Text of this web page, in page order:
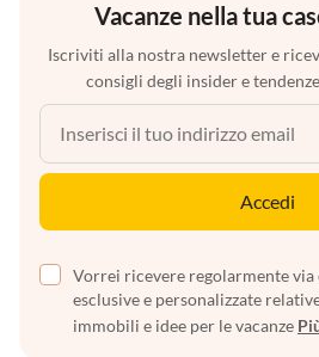
Vacanze nella tua
Iscriviti alla nostra newsletter e
consigli degli insider e
Accedi
Vorrei ricevere regolarmente
esclusive e personalizzate
immobili e idee per le vacanze